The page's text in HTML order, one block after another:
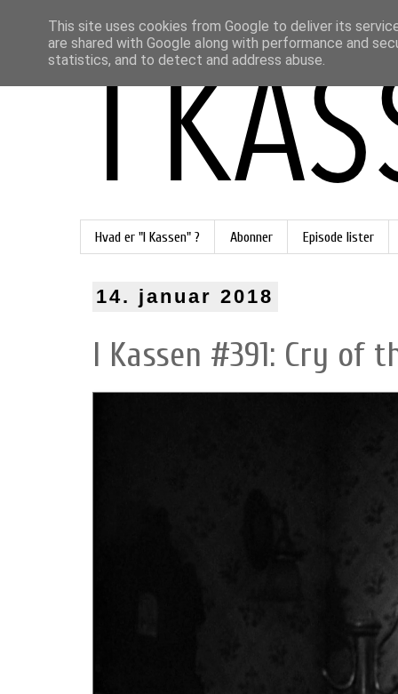
Hvad er "I Kassen" ? Abonner Episode lister
14. januar 2018
I Kassen #391: Cry of
This site uses cookies from Google to deliver its
are shared with Google along with performance and
statistics, and to detect and address abuse.